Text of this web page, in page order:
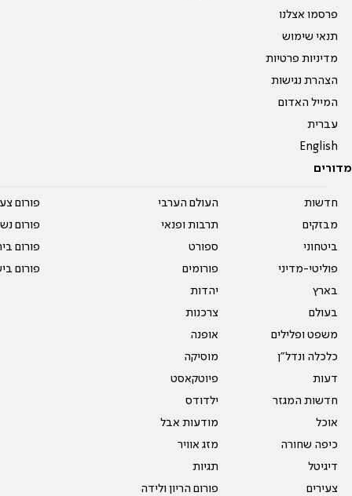
פרסמו אצלנו
תנאי שימוש
מדיניות פרטיות
הצהרת נגישות
המייל האדום
עברית
English
מדורים
חדשות
מבזקים
ביטחוני
פוליטי-מדיני
בארץ
בעולם
משפט ופלילים
כלכלה ונדל"ן
דעות
חדשות המגזר
אוכל
כיפה שחורה
דיגיטל
צעירים
העולם הערבי
תרבות ופנאי
ספורט
פורומים
יהדות
צרכנות
אופנה
מוסיקה
פיוטקאסט
ילדודס
מודעות אבל
מזג אוויר
תגיות
פורום הריון ולידה
פורום
פורום
פורום
פורום